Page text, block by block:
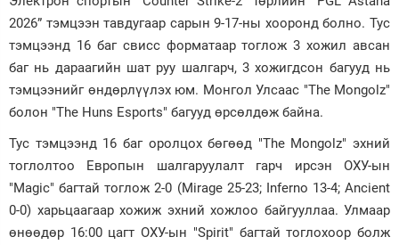
Зурхай
2026” тэмцээн тавдугаар сарын 9-17-ны хооронд болно. Тус
тэмцээнд 16 баг свисс форматаар тоглож 3 хожил авсан
баг нь дараагийн шат руу шалгарч, 3 хожигдсон багууд нь
тэмцээнийг өндөрлүүлэх юм. Монгол Улсаас "The Mongolz"
болон "The Huns Esports" багууд өрсөлдөж байна.
Тус тэмцээнд 16 баг оролцох бөгөөд "The Mongolz" эхний
тоглолтоо Европын шалгаруулалт гарч ирсэн ОХУ-ын
"Magic" багтай тоглож 2-0 (Mirage 25-23; Inferno 13-4; Ancient
0-0) харьцаагаар хожиж эхний хожлоо байгууллаа. Улмаар
өнөөдөр 16:00 цагт ОХУ-ын "Spirit" багтай тоглохоор болж